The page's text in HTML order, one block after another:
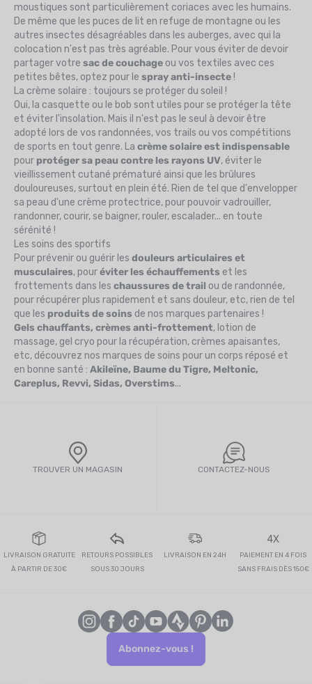
moustiques sont particulièrement coriaces avec les humains.
De même que les puces de lit en refuge de montagne ou les
autres insectes désagréables dans les auberges, avec qui la
colocation n'est pas très agréable. Pour vous éviter de devoir
partager votre sac de couchage ou vos textiles avec ces
petites bêtes, optez pour le spray anti-insecte !
La crème solaire : toujours se protéger du soleil !
Oui, la casquette ou le bob sont utiles pour se protéger la tête
et éviter l'insolation. Mais il n'est pas le seul à devoir être
adopté lors de vos randonnées, vos trails ou vos compétitions
de sports en tout genre. La crème solaire est indispensable
pour protéger sa peau contre les rayons UV, éviter le
vieillissement cutané prématuré ainsi que les brûlures
douloureuses, surtout en plein été. Rien de tel que d'envelopper
sa peau d'une crème protectrice, pour pouvoir vadrouiller,
randonner, courir, se baigner, rouler, escalader... en toute
sérénité !
Les soins des sportifs
Pour prévenir ou guérir les douleurs articulaires et
musculaires, pouréviter les échauffements et les
frottements dans les chaussures de trail ou de randonnée,
pour récupérer plus rapidement et sans douleur, etc, rien de tel
que les produits de soins de nos marques partenaires !
Gels chauffants, crèmes anti-frottement, lotion de
massage, gel cryo pour la récupération, crèmes apaisantes,
etc, découvrez nos marques de soins pour un corps réposé et
en bonne santé : Akileïne, Baume du Tigre, Meltonic,
Careplus, Revvi, Sidas, Overstims...
TROUVER UN MAGASIN CONTACTEZ-NOUS
LIVRAISON GRATUITE
À PARTIR DE 30€
RETOURS POSSIBLES
SOUS 30 JOURS
LIVRAISON EN 24H
4X
PAIEMENT EN 4 FOIS
SANS FRAIS DÈS 150€
Abonnez-vous !